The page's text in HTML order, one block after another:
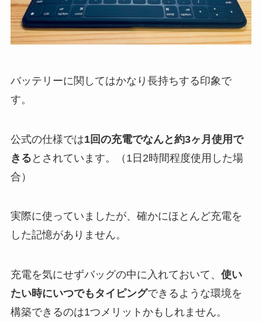
バッテリーに関してはかなり長持ちする印象で
す。
公式の仕様では1回の充電でなんと約3ヶ月使用で
きる とされています。（1日2時間程度使用した場
合）
実際に使っていましたが、確かにほとんど充電を
した記憶がありません。
充電を気にせずバッグの中に入れておいて、 使い
たい時にいつでもタイピングできるような環境を
構築できるのは1つメリットかもしれません。